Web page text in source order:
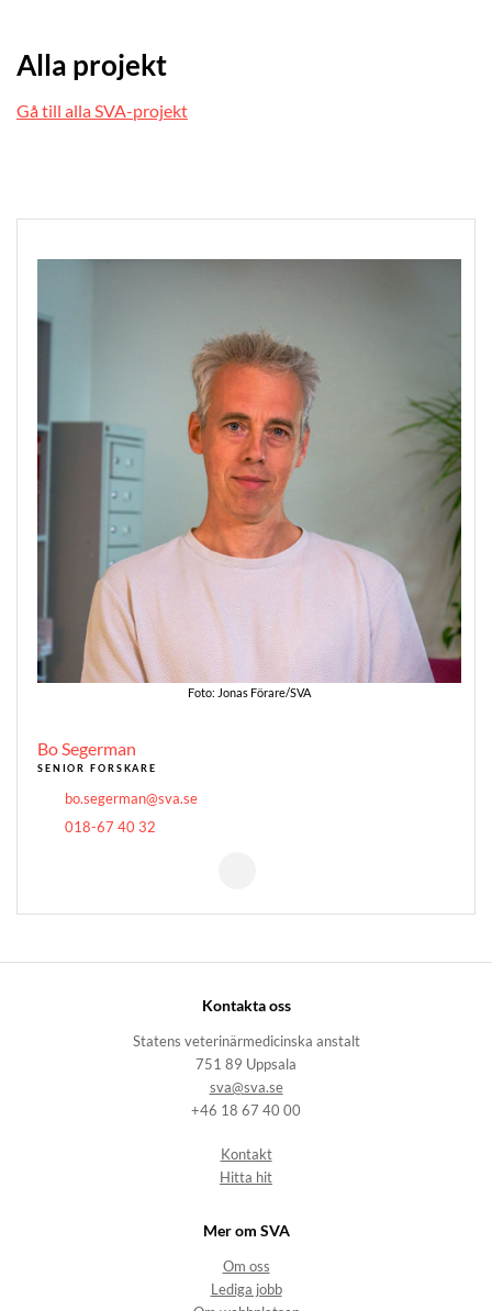
Alla projekt
Gå till alla SVA-projekt
Bo Segerman
SENIOR FORSKARE
bo.segerman@sva.se
018-67 40 32
Foto: Jonas Förare/SVA
Kontakta oss
Statens veterinärmedicinska anstalt
751 89 Uppsala
sva@sva.se
+46 18 67 40 00
Kontakt
Hitta hit
Mer om SVA
Om oss
Lediga jobb